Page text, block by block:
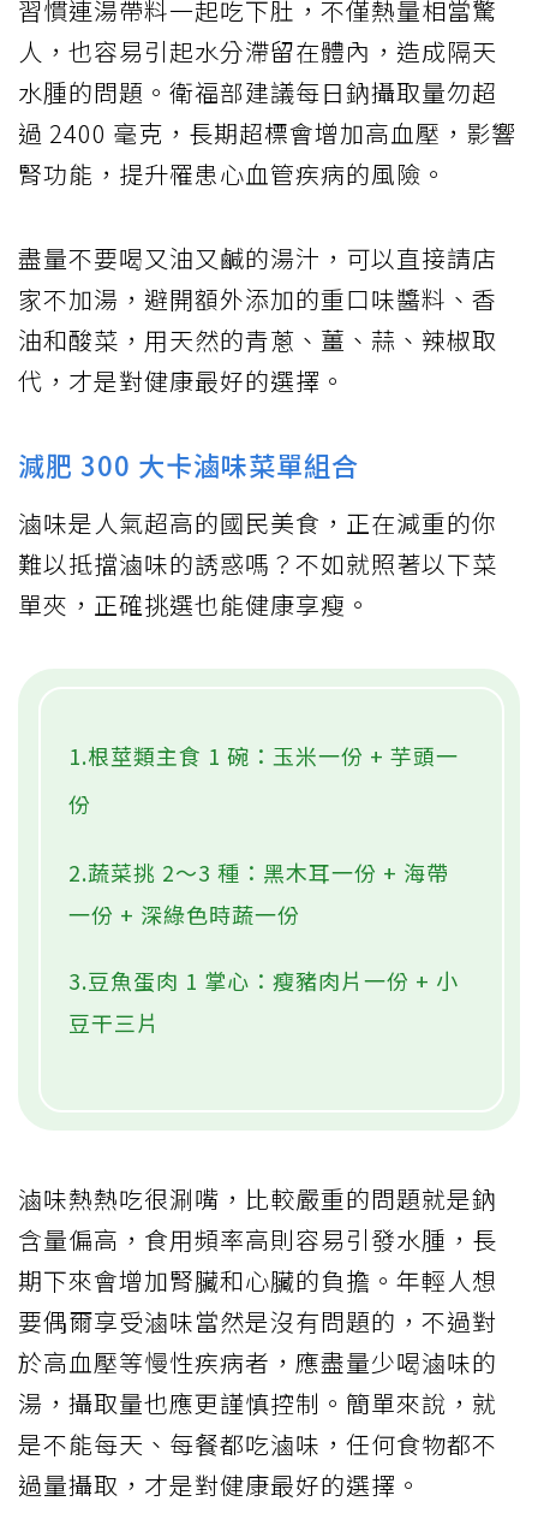
習慣連湯帶料一起吃下肚，不僅熱量相當驚
人，也容易引起水分滯留在體內，造成隔天
水腫的問題。衛福部建議每日鈉攝取量勿超
過 2400 毫克，長期超標會增加高血壓，影響
腎功能，提升罹患心血管疾病的風險。
盡量不要喝又油又鹹的湯汁，可以直接請店
家不加湯，避開額外添加的重口味醬料、香
油和酸菜，用天然的青蔥、薑、蒜、辣椒取
代，才是對健康最好的選擇。
減肥 300 大卡滷味菜單組合
滷味是人氣超高的國民美食，正在減重的你
難以抵擋滷味的誘惑嗎？不如就照著以下菜
單夾，正確挑選也能健康享瘦。
1.根莖類主食 1 碗：玉米一份 + 芋頭一
份
2.蔬菜挑 2～3 種：黑木耳一份 + 海帶
一份 + 深綠色時蔬一份
3.豆魚蛋肉 1 掌心：瘦豬肉片一份 + 小
豆干三片
滷味熱熱吃很涮嘴，比較嚴重的問題就是鈉
含量偏高，食用頻率高則容易引發水腫，長
期下來會增加腎臟和心臟的負擔。年輕人想
要偶爾享受滷味當然是沒有問題的，不過對
於高血壓等慢性疾病者，應盡量少喝滷味的
湯，攝取量也應更謹慎控制。簡單來說，就
是不能每天、每餐都吃滷味，任何食物都不
過量攝取，才是對健康最好的選擇。